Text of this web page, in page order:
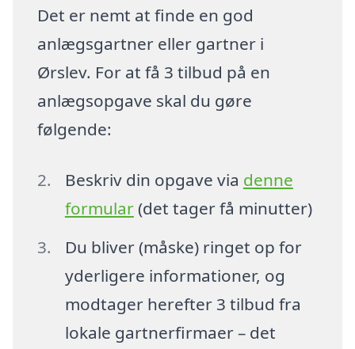
Det er nemt at finde en god
anlægsgartner eller gartner i
Ørslev. For at få 3 tilbud på en
anlægsopgave skal du gøre
følgende:
Beskriv din opgave via denne
formular(det tager få minutter)
Du bliver (måske) ringet op for
yderligere informationer, og
modtager herefter 3 tilbud fra
lokale gartnerfirmaer – det